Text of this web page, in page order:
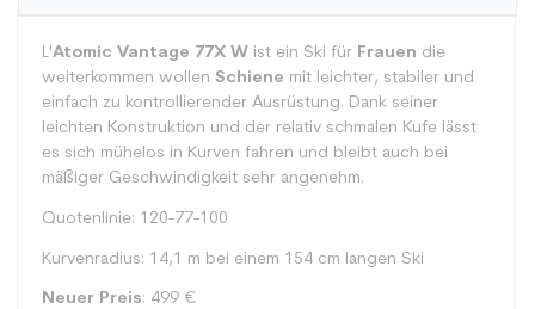
L'Atomic Vantage 77X W ist ein Ski für Frauen die
weiterkommen wollen Schiene mit leichter, stabiler und
einfach zu kontrollierender Ausrüstung. Dank seiner
leichten Konstruktion und der relativ schmalen Kufe lässt
es sich mühelos in Kurven fahren und bleibt auch bei
mäßiger Geschwindigkeit sehr angenehm.
Quotenlinie: 120-77-100
Kurvenradius: 14,1 m bei einem 154 cm langen Ski
Neuer Preis: 499 €